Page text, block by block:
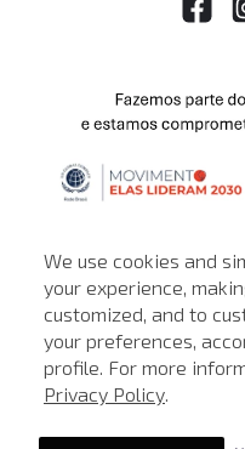
We use cookies and
your experience,
customized, and to
your preferences,
profile. For more
Privacy Policy.
© © Copyright 2000-2026 -
John John reserva-se no